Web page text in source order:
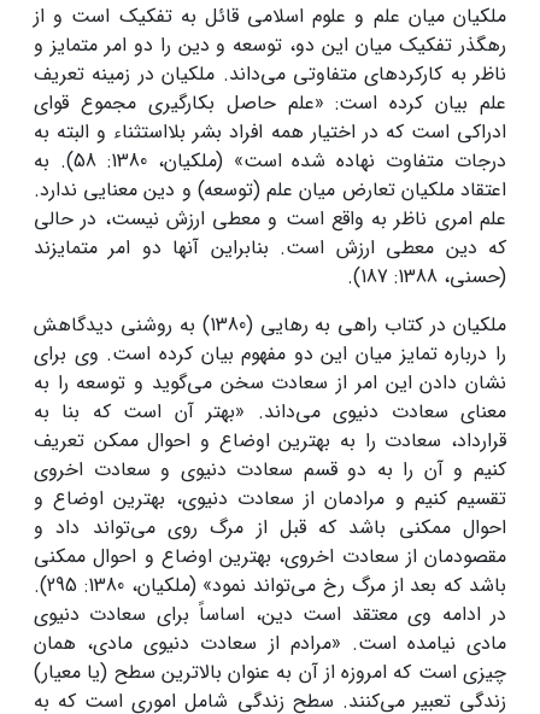
ملکیان میان علم و علوم اسلامی قائل به تفکیک است و از
رهگذر تفکیک میان این‌ دو، توسعه و دین را دو امر متمایز و
ناظر به کارکردهای متفاوتی می‌داند. ملکیان در زمینه تعریف
علم بیان کرده است: «علم حاصل بکارگیری مجموع قوای
ادراکی است که در اختیار همه افراد بشر بلااستثناء و البته به
درجات متفاوت نهاده شده است» (ملکیان، 1380: 58). به
اعتقاد ملکیان تعارض میان علم (توسعه) و دین معنایی ندارد.
علم امری ناظر به واقع است و معطی ارزش نیست، در حالی
که دین معطی ارزش است. بنابراین آنها دو امر متمایزند
(حسنی، 1388: 187).
ملکیان در کتاب راهی به رهایی (1380) به روشنی دیدگاهش
را درباره تمایز میان این‌ دو مفهوم بیان کرده است. وی برای
نشان دادن این امر از سعادت سخن می‌گوید و توسعه را به
معنای سعادت دنیوی می‌داند. «بهتر آن است که بنا به
قرارداد، سعادت را به بهترین اوضاع و احوال ممکن تعریف
کنیم و آن را به دو قسم سعادت دنیوی و سعادت اخروی
تقسیم کنیم و مرادمان از سعادت دنیوی، بهترین اوضاع و
احوال ممکنی باشد که قبل از مرگ روی می‌تواند داد و
مقصودمان از سعادت اخروی، بهترین اوضاع و احوال ممکنی
باشد که بعد از مرگ رخ می‌تواند نمود» (ملکیان، 1380: 295).
در ادامه وی معتقد است دین، اساساً برای سعادت دنیوی
مادی نیامده است. «مرادم از سعادت دنیوی مادی، همان
چیزی است که امروزه از آن به عنوان بالاترین سطح (یا معیار)
زندگی تعبیر می‌کنند. سطح زندگی شامل اموری است که به